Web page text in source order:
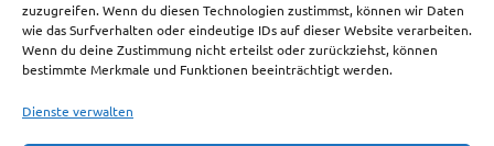
zuzugreifen. Wenn du diesen Technologien zustimmst, können wir Daten
wie das Surfverhalten oder eindeutige IDs auf dieser Website verarbeiten.
Wenn du deine Zustimmung nicht erteilst oder zurückziehst, können
bestimmte Merkmale und Funktionen beeinträchtigt werden.
Dienste verwalten
NEWSLETTERANMELDUNG